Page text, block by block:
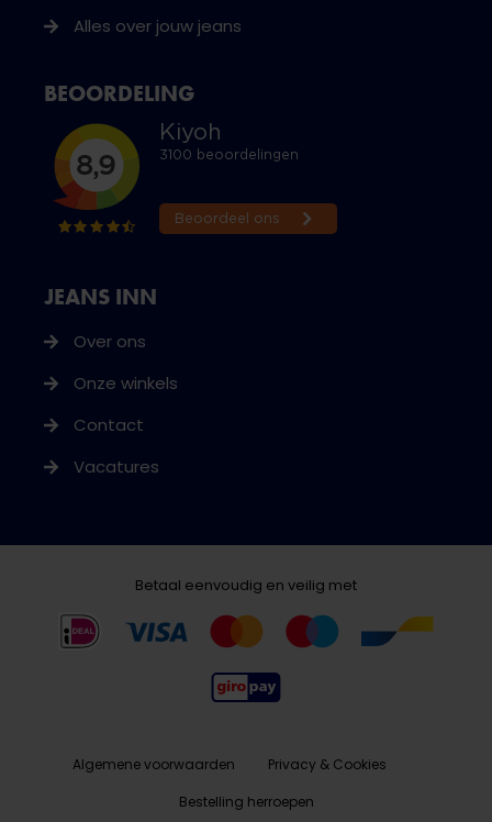
JEANS INN
Over ons
Onze winkels
Contact
Vacatures
Alles over jouw jeans
BEOORDELING
Betaal eenvoudig en veilig met
Algemene voorwaarden
Privacy & Cookies
Bestelling herroepen